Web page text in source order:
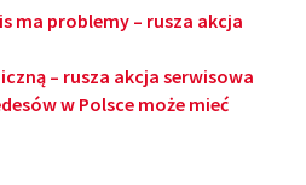
ma problemy – rusza akcja
– rusza akcja serwisowa
w Polsce może mieć